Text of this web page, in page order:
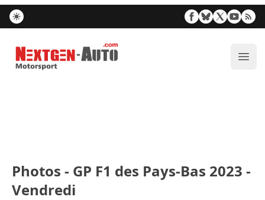
Nextgen-Auto.com
Photos - GP F1 des Pays-Bas 2023 -
Vendredi